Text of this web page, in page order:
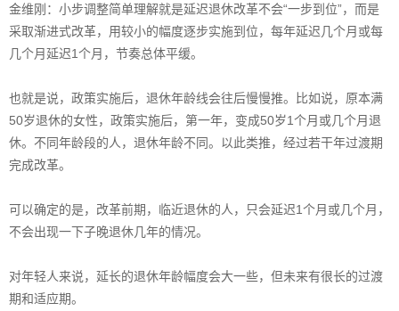
金维刚：小步调整简单理解就是延迟退休改革不会“一步到位”，而是
采取渐进式改革，用较小的幅度逐步实施到位，每年延迟几个月或每
几个月延迟1个月，节奏总体平缓。
也就是说，政策实施后，退休年龄线会往后慢慢推。比如说，原本满
50岁退休的女性，政策实施后，第一年，变成50岁1个月或几个月退
休。不同年龄段的人，退休年龄不同。以此类推，经过若干年过渡期
完成改革。
可以确定的是，改革前期，临近退休的人，只会延迟1个月或几个月，
不会出现一下子晚退休几年的情况。
对年轻人来说，延长的退休年龄幅度会大一些，但未来有很长的过渡
期和适应期。